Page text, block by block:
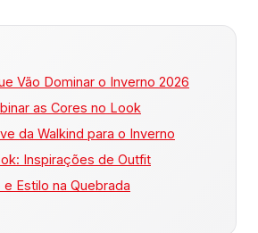
Vão Dominar o Inverno 2026
as Cores no Look
da Walkind para o Inverno
Inspirações de Outfit
Estilo na Quebrada